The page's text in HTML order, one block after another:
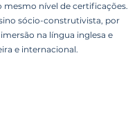
mesmo nível de certificações.
sócio-construtivista, por
na língua inglesa e
e internacional.